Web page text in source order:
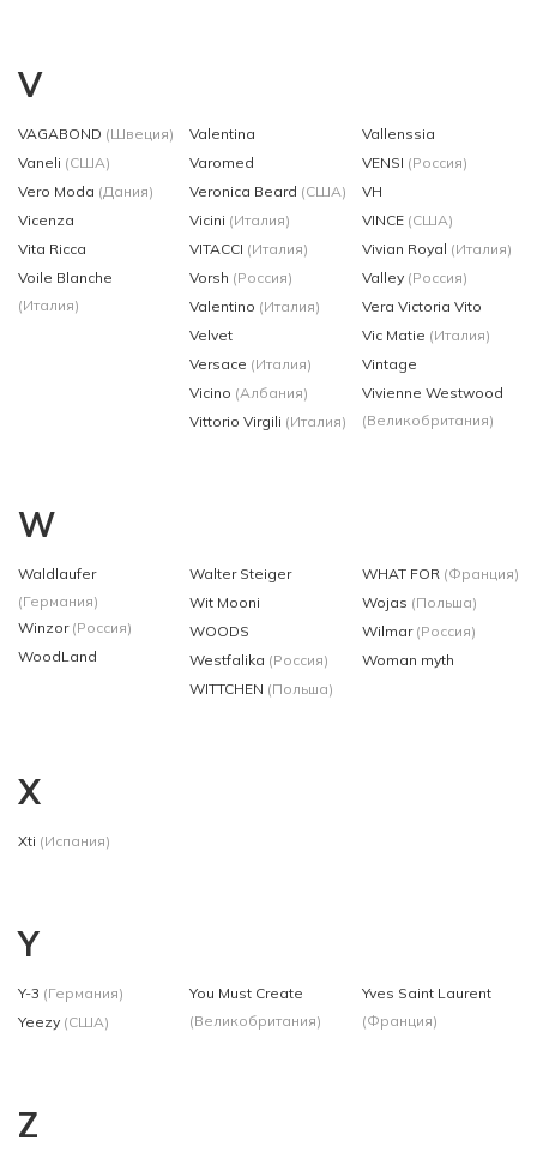
V
VAGABOND (Швеция)
Vaneli (США)
Vero Moda (Дания)
Vicenza
Vita Ricca
Voile Blanche
(Италия)
Valentina
Varomed
Veronica Beard (США)
Vicini (Италия)
VITACCI (Италия)
Vorsh (Россия)
Valentino (Италия)
Velvet
Versace (Италия)
Vicino (Албания)
Vittorio Virgili (Италия)
Vallenssia
VENSI (Россия)
VH
VINCE (США)
Vivian Royal (Италия)
Valley (Россия)
Vera Victoria Vito
Vic Matie (Италия)
Vintage
Vivienne Westwood
(Великобритания)
W
Waldlaufer
(Германия)
Winzor (Россия)
WoodLand
Walter Steiger
Wit Mooni
WOODS
Westfalika (Россия)
WITTCHEN (Польша)
WHAT FOR (Франция)
Wojas (Польша)
Wilmar (Россия)
Woman myth
X
Xti (Испания)
Y
Y-3 (Германия)
Yeezy (США)
You Must Create
(Великобритания)
Yves Saint Laurent
(Франция)
Z